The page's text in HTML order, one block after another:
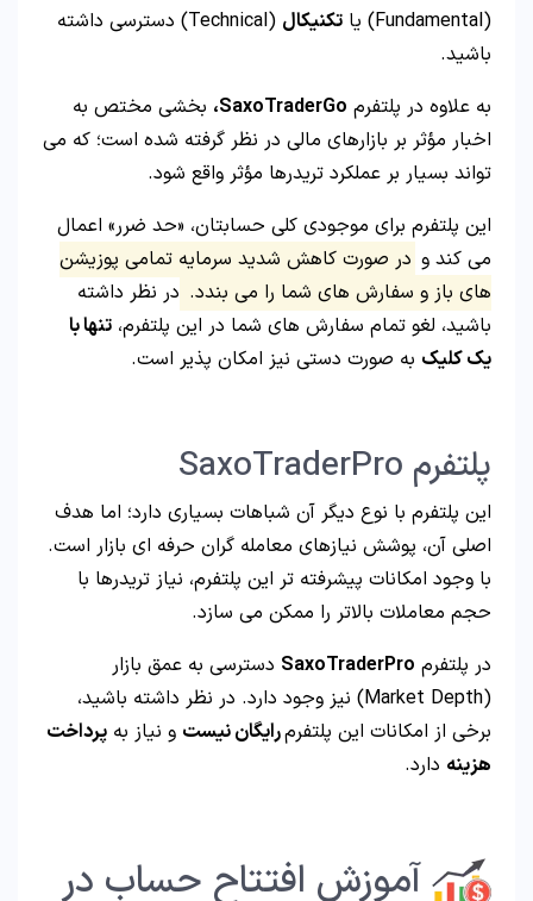
(Fundamental) یا
تکنیکال
(Technical) دسترسی داشته
باشید.
به علاوه در پلتفرم SaxoTraderGo، بخشی مختص به
اخبار مؤثر بر بازارهای مالی در نظر گرفته شده است؛ که می
تواند بسیار بر عملکرد تریدرها مؤثر واقع شود.
این پلتفرم برای موجودی کلی حسابتان، «حد ضرر» اعمال
می کند و در صورت کاهش شدید سرمایه تمامی پوزیشن
های باز و سفارش های شما را می بندد. در نظر داشته
باشید، لغو تمام سفارش های شما در این پلتفرم، تنها با
یک کلیک به صورت دستی نیز امکان پذیر است.
پلتفرم SaxoTraderPro
این پلتفرم با نوع دیگر آن شباهات بسیاری دارد؛ اما هدف
اصلی آن، پوشش نیازهای معامله گران حرفه ای بازار است.
با وجود امکانات پیشرفته تر این پلتفرم، نیاز تریدرها با
حجم معاملات بالاتر را ممکن می سازد.
در پلتفرم SaxoTraderPro دسترسی به عمق بازار
(Market Depth) نیز وجود دارد. در نظر داشته باشید،
برخی از امکانات این پلتفرمرایگان نیست و نیاز به پرداخت
هزینه دارد.
آموزش افتتاح حساب در